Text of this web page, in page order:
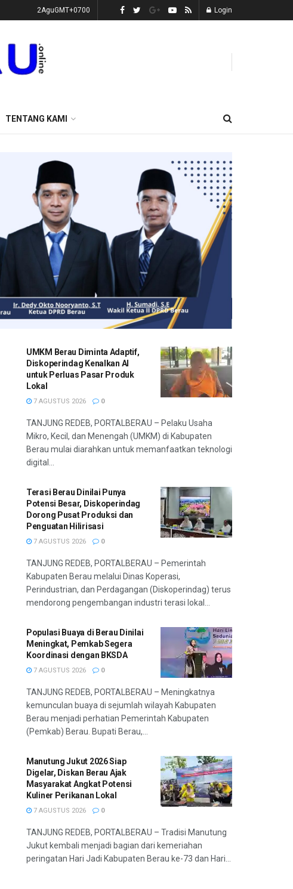
2AguGMT+0700 Login
TENTANG KAMI
UMKM Berau Diminta Adaptif,
Diskoperindag Kenalkan AI
untuk Perluas Pasar Produk
Lokal
7 AGUSTUS 2026 0
TANJUNG REDEB, PORTALBERAU – Pelaku Usaha
Mikro, Kecil, dan Menengah (UMKM) di Kabupaten
Berau mulai diarahkan untuk memanfaatkan teknologi
digital...
Terasi Berau Dinilai Punya
Potensi Besar, Diskoperindag
Dorong Pusat Produksi dan
Penguatan Hilirisasi
7 AGUSTUS 2026 0
TANJUNG REDEB, PORTALBERAU – Pemerintah
Kabupaten Berau melalui Dinas Koperasi,
Perindustrian, dan Perdagangan (Diskoperindag) terus
mendorong pengembangan industri terasi lokal...
Populasi Buaya di Berau Dinilai
Meningkat, Pemkab Segera
Koordinasi dengan BKSDA
7 AGUSTUS 2026 0
TANJUNG REDEB, PORTALBERAU – Meningkatnya
kemunculan buaya di sejumlah wilayah Kabupaten
Berau menjadi perhatian Pemerintah Kabupaten
(Pemkab) Berau. Bupati Berau,...
Manutung Jukut 2026 Siap
Digelar, Diskan Berau Ajak
Masyarakat Angkat Potensi
Kuliner Perikanan Lokal
7 AGUSTUS 2026 0
TANJUNG REDEB, PORTALBERAU – Tradisi Manutung
Jukut kembali menjadi bagian dari kemeriahan
peringatan Hari Jadi Kabupaten Berau ke-73 dan Hari...